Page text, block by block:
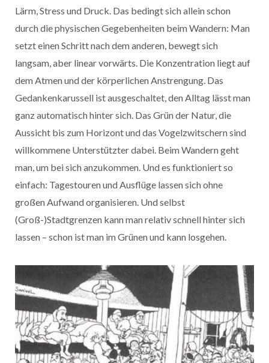
Lärm, Stress und Druck. Das bedingt sich allein schon
durch die physischen Gegebenheiten beim Wandern: Man
setzt einen Schritt nach dem anderen, bewegt sich
langsam, aber linear vorwärts. Die Konzentration liegt auf
dem Atmen und der körperlichen Anstrengung. Das
Gedankenkarussell ist ausgeschaltet, den Alltag lässt man
ganz automatisch hinter sich. Das Grün der Natur, die
Aussicht bis zum Horizont und das Vogelzwitschern sind
willkommene Unterstützter dabei. Beim Wandern geht
man, um bei sich anzukommen. Und es funktioniert so
einfach: Tagestouren und Ausflüge lassen sich ohne
großen Aufwand organisieren. Und selbst
(Groß-)Stadtgrenzen kann man relativ schnell hinter sich
lassen – schon ist man im Grünen und kann losgehen.